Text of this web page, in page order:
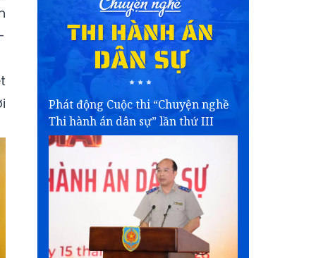
Phát động Cuộc thi “Chuyện nghề
Thi hành án dân sự” lần thứ III